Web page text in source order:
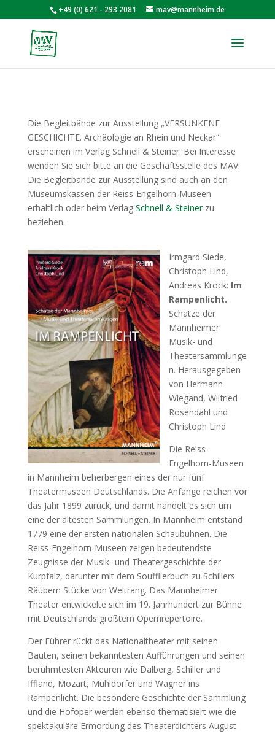
+49 (0) 621 - 293 2081 mav@mannheim.de
Die Begleitbände zur Ausstellung „VERSUNKENE
GESCHICHTE. Archäologie an Rhein und Neckar“
erscheinen im Verlag Schnell & Steiner. Bei Interesse
wenden Sie sich bitte an die Geschäftsstelle des MAV.
Die Begleitbände zur Ausstellung sind auch an den
Museumskassen der Reiss-Engelhorn-Museen
erhältlich oder beim Verlag Schnell & Steinerzu
beziehen.
Irmgard Siede,
Christoph Lind,
Andreas Krock: Im
Rampenlicht.
Schätze der
Mannheimer
Musik- und
Theatersammlunge
n. Herausgegeben
von Hermann
Wiegand, Wilfried
Rosendahl und
Christoph Lind
Die Reiss-
Engelhorn-Museen
in Mannheim beherbergen eines der nur fünf
Theatermuseen Deutschlands. Die Anfänge reichen vor
das Jahr 1899 zurück, und damit handelt es sich um
eine der ältesten Sammlungen. In Mannheim entstand
1779 eine der ersten nationalen Schaubühnen. Die
Reiss-Engelhorn-Museen zeigen bedeutendste
Zeugnisse der Musik- und Theatergeschichte der
Kurpfalz, darunter mit dem Soufflierbuch zu Schillers
Räubern Stücke von Weltrang. Das Mannheimer
Theater entwickelte sich im 19. Jahrhundert zur Bühne
mit Deutschlands größtem Opernrepertoire.
Der Führer rückt das Nationaltheater mit seinen
Bauten, seinen bekanntesten Aufführungen und seinen
berühmtesten Akteuren wie Dalberg, Schiller und
Iffland, Mozart, Mühldorfer und Wagner ins
Rampenlicht. Die besondere Geschichte der Sammlung
und die Hofoper werden ebenso thematisiert wie die
spektakuläre Ermordung des Theaterdichters August